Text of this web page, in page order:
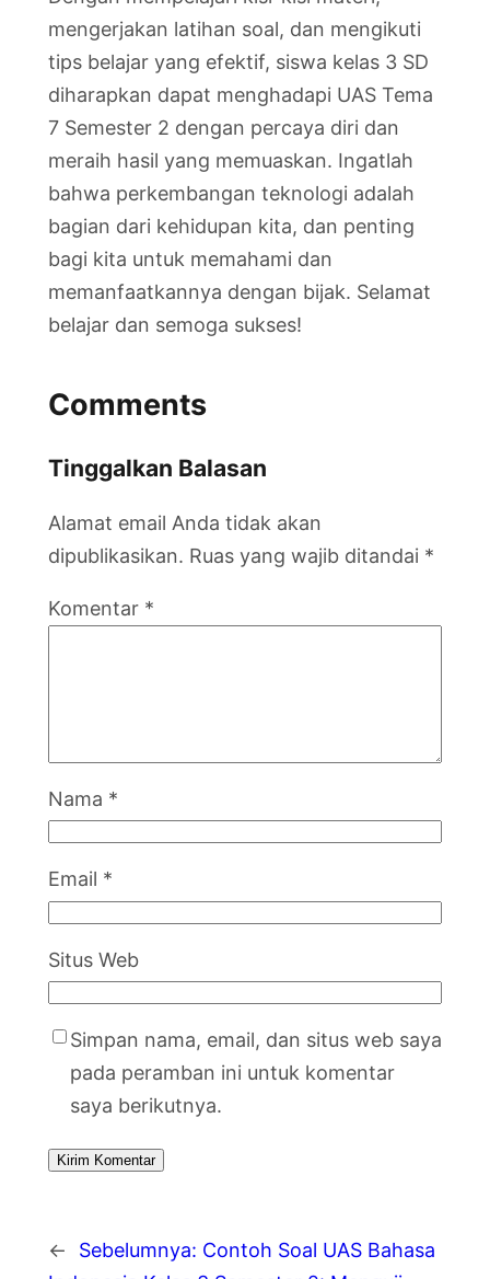
mengerjakan latihan soal, dan mengikuti
tips belajar yang efektif, siswa kelas 3 SD
diharapkan dapat menghadapi UAS Tema
7 Semester 2 dengan percaya diri dan
meraih hasil yang memuaskan. Ingatlah
bahwa perkembangan teknologi adalah
bagian dari kehidupan kita, dan penting
bagi kita untuk memahami dan
memanfaatkannya dengan bijak. Selamat
belajar dan semoga sukses!
Comments
Tinggalkan Balasan
Alamat email Anda tidak akan
dipublikasikan. Ruas yang wajib ditandai *
Komentar *
Nama *
Email *
Situs Web
Simpan nama, email, dan situs web saya
pada peramban ini untuk komentar
saya berikutnya.
← Sebelumnya: Contoh Soal UAS Bahasa